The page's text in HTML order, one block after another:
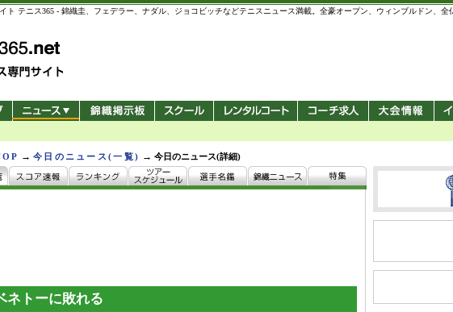
ト テニス365 - 錦織圭、フェデラー、ナダル、ジョコビッチなどテニスニュース満載。全豪オープン、ウィンブルドン、全
→今日のニュース(一覧) →今日のニュース(詳細)
ネトーに敗れる